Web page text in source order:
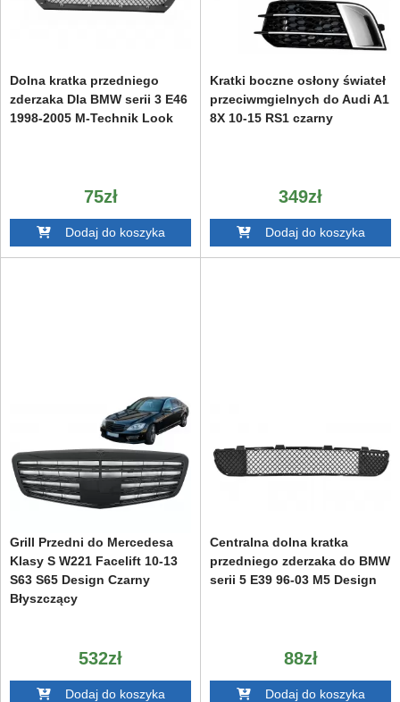
Dolna kratka przedniego
zderzaka Dla BMW serii 3 E46
1998-2005 M-Technik Look
75zł
Dodaj do koszyka
Kratki boczne osłony świateł
przeciwmgielnych do Audi A1
8X 10-15 RS1 czarny
349zł
Dodaj do koszyka
Grill Przedni do Mercedesa
Klasy S W221 Facelift 10-13
S63 S65 Design Czarny
Błyszczący
532zł
Dodaj do koszyka
Centralna dolna kratka
przedniego zderzaka do BMW
serii 5 E39 96-03 M5 Design
88zł
Dodaj do koszyka